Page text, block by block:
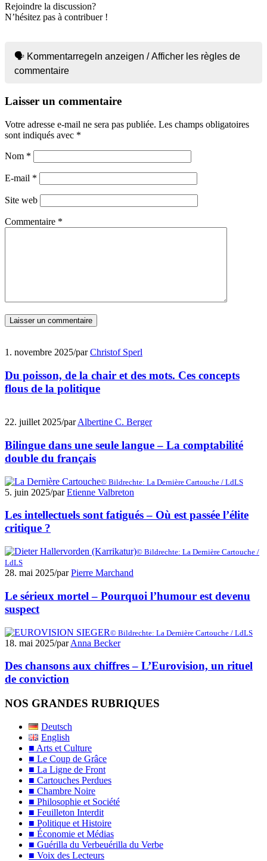
Rejoindre la discussion?
N’hésitez pas à contribuer !
🗣 Kommentarregeln anzeigen / Afficher les règles de
commentaire
Laisser un commentaire
Votre adresse e-mail ne sera pas publiée. Les champs obligatoires
sont indiqués avec *
Nom *
E-mail *
Site web
Commentaire *
1. novembre 2025/parChristof Sperl
Du poisson, de la chair et des mots. Ces concepts
flous de la politique
22. juillet 2025/parAlbertine C. Berger
Bilingue dans une seule langue – La comptabilité
double du français
© Bildrechte: La Dernière Cartouche / LdLS
5. juin 2025/parEtienne Valbreton
Les intellectuels sont fatigués – Où est passée l’élite
critique ?
© Bildrechte: La Dernière Cartouche /
LdLS
28. mai 2025/parPierre Marchand
Le sérieux mortel – Pourquoi l’humour est devenu
suspect
© Bildrechte: La Dernière Cartouche / LdLS
18. mai 2025/parAnna Becker
Des chansons aux chiffres – L’Eurovision, un rituel
de conviction
NOS GRANDES RUBRIQUES
Deutsch
English
■ Arts et Culture
■ Le Coup de Grâce
■ La Ligne de Front
■ Cartouches Perdues
■ Chambre Noire
■ Philosophie et Société
■ Feuilleton Interdit
■ Politique et Histoire
■ Économie et Médias
■ Guérilla du Verbeuérilla du Verbe
■ Voix des Lecteurs